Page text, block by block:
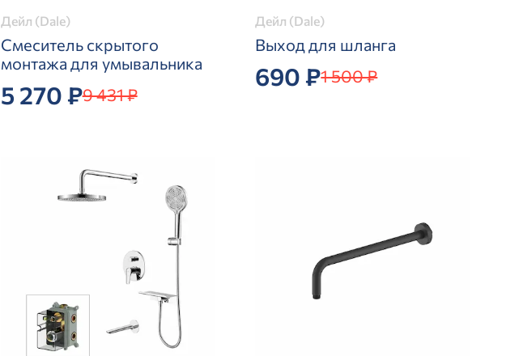
Дейл (Dale)
Смеситель скрытого
монтажа для умывальника
5 270 ₽9 431 ₽
Дейл (Dale)
Выход для шланга
690 ₽1 500 ₽